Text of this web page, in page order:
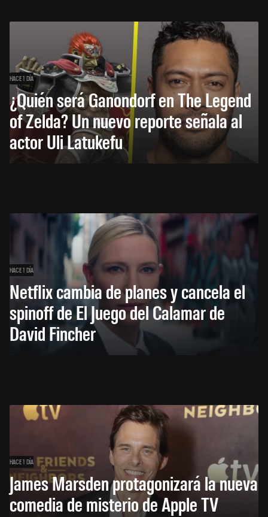
HACE 1 DÍA
¿Quién será Ganondorf en The Legend
of Zelda? Un nuevo reporte señala al
actor Uli Latukefu
HACE 1 DÍA
Netflix cambia de planes y cancela el
spinoff de El Juego del Calamar de
David Fincher
HACE 1 DÍA
James Marsden protagonizará la nueva
comedia de misterio de Apple TV